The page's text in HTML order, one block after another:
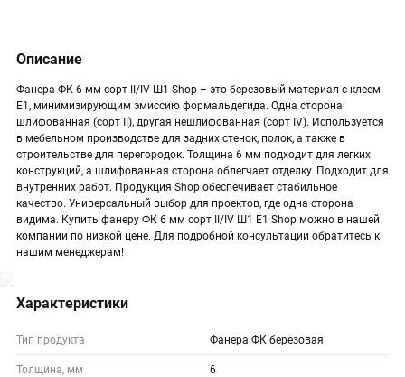
Описание
Фанера ФК 6 мм сорт II/IV Ш1 Shop – это березовый материал с клеем
Е1, минимизирующим эмиссию формальдегида. Одна сторона
шлифованная (сорт II), другая нешлифованная (сорт IV). Используется
в мебельном производстве для задних стенок, полок, а также в
строительстве для перегородок. Толщина 6 мм подходит для легких
конструкций, а шлифованная сторона облегчает отделку. Подходит для
внутренних работ. Продукция Shop обеспечивает стабильное
качество. Универсальный выбор для проектов, где одна сторона
видима. Купить фанеру ФК 6 мм сорт II/IV Ш1 Е1 Shop можно в нашей
компании по низкой цене. Для подробной консультации обратитесь к
нашим менеджерам!
Характеристики
Тип продукта Фанера ФК березовая
Толщина, мм 6